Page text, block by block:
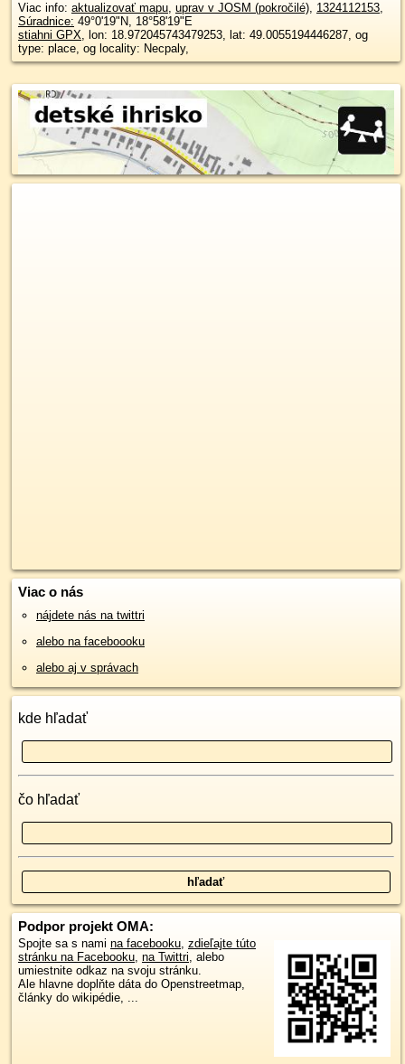
Viac info: aktualizovať mapu, uprav v JOSM (pokročilé), 1324112153,
Súradnice: 49°0'19"N, 18°58'19"E
stiahni GPX, lon: 18.972045743479253, lat: 49.0055194446287, og
type: place, og locality: Necpaly,
Viac o nás
nájdete nás na twittri
alebo na faceboooku
alebo aj v správach
kde hľadať
čo hľadať
Podpor projekt OMA:
Spojte sa s nami na facebooku, zdieľajte túto
stránku na Facebooku, na Twittri, alebo
umiestnite odkaz na svoju stránku.
Ale hlavne doplňte dáta do Openstreetmap,
články do wikipédie, ...